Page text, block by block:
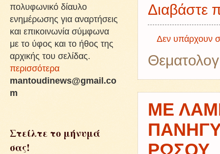
Διαβάστε
Δεν υπάρχουν
ΜΕ
πολυφωνικό δίαυλο
ενημέρωσης για αναρτήσεις
και επικοινωνία σύμφωνα
με το ύφος και το ήθος της
αρχικής του σελίδας.
περισσότερα
mantoudinews@gmail.co
m
Στείλτε το μήνυμά
σας!